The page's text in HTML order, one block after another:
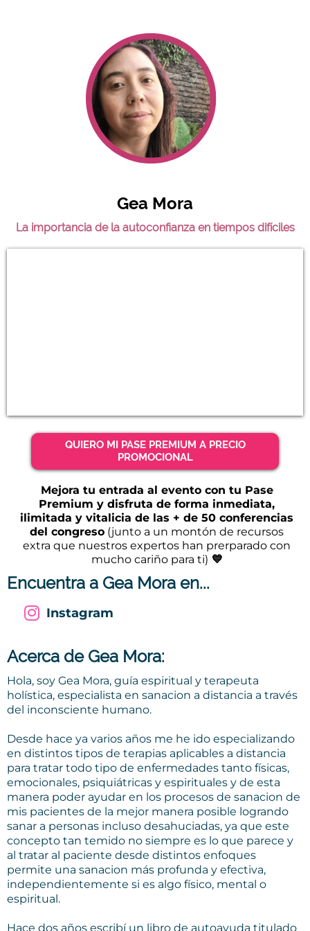
Gea Mora
La importancia de la autoconfianza en tiempos difíciles
QUIERO MI PASE PREMIUM A PRECIO
PROMOCIONAL
Mejora tu entrada al evento con tu Pase
Premium y disfruta de forma inmediata,
ilimitada y vitalicia de las + de 50 conferencias
del congreso (junto a un montón de recursos
extra que nuestros expertos han prerparado con
mucho cariño para ti) 💙
Encuentra a Gea Mora en...
Instagram
Acerca de Gea Mora:
Hola, soy Gea Mora, guía espiritual y terapeuta
holística, especialista en sanacion a distancia a través
del inconsciente humano.
Desde hace ya varios años me he ido especializando
en distintos tipos de terapias aplicables a distancia
para tratar todo tipo de enfermedades tanto físicas,
emocionales, psiquiátricas y espirituales y de esta
manera poder ayudar en los procesos de sanacion de
mis pacientes de la mejor manera posible logrando
sanar a personas incluso desahuciadas, ya que este
concepto tan temido no siempre es lo que parece y
al tratar al paciente desde distintos enfoques
permite una sanacion más profunda y efectiva,
independientemente si es algo físico, mental o
espiritual.
Hace dos años escribí un libro de autoayuda titulado